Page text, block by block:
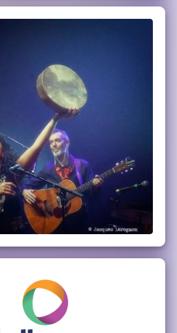
: Bendir, Djembé,